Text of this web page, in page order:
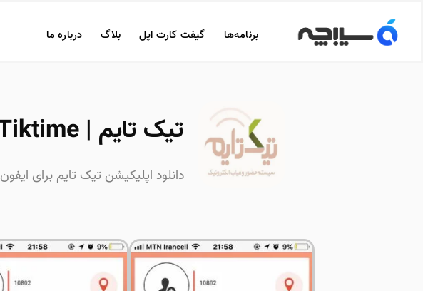
برنامه‌ها گیفت کارت اپل بلاگ درباره ما
تیک تایم | Tiktime
دانلود اپلیکیشن تیک تایم برای ایفون